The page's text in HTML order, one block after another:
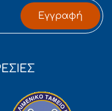
Εγγραφή